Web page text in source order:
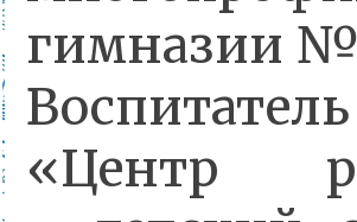
гимназии
«Центр